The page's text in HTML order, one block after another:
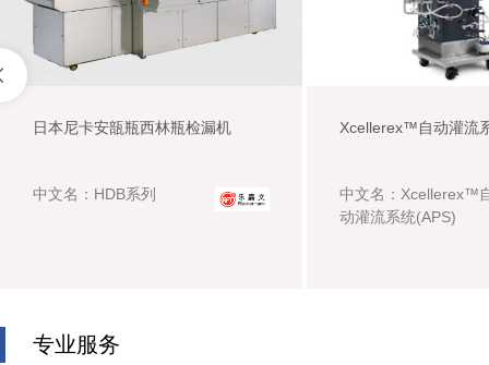
及未来趋势
立即购买
2023原料药先进制造发展大会暨医药智能
制造高峰论坛
参与国际竞争与合作，中国医药设备工程协会已于
业内在原料药先进制造领域有基础、有能力、有意愿
的企业与在先进制造领域有较高学术水平及实践经验
研究与服务平台，推动医药及相关产业发展。 借此契
2023-05-06 来源：中国医药设备工程协会
日本尼卡安瓿瓶西林瓶检漏机
中文名：HDB系列
Xcellerex™自动灌流
中文名：Xcellerex™
动灌流系统(APS)
专业服务